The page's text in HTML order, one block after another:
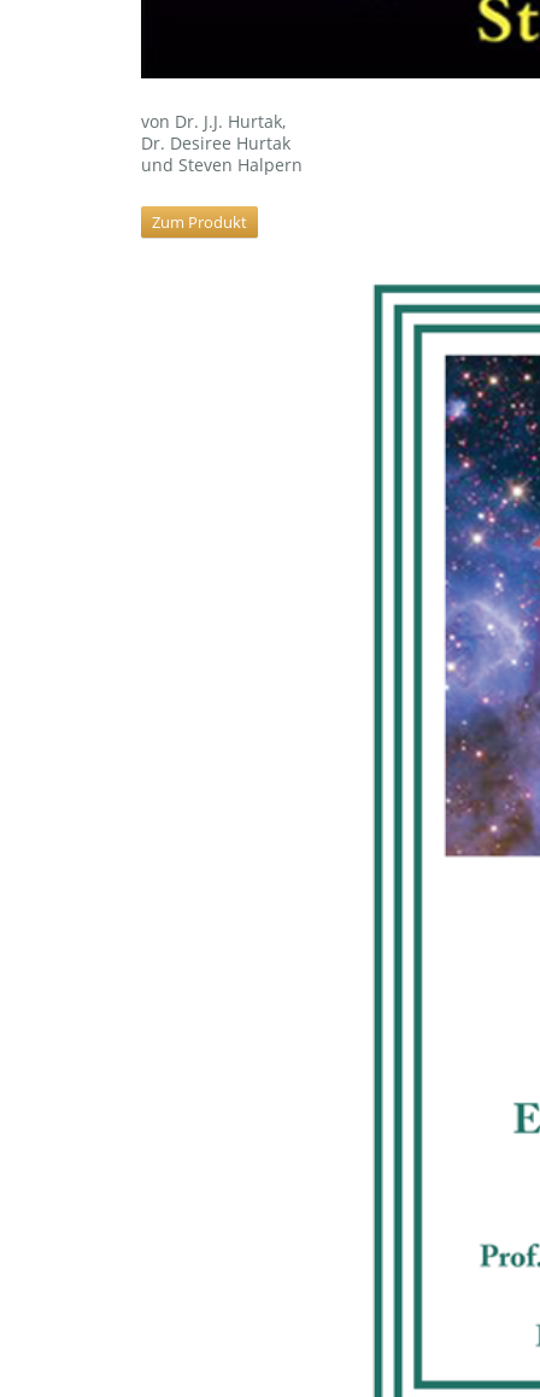
von Dr. J.J. Hurtak,
Dr. Desiree Hurtak
und Steven Halpern
Zum Produkt